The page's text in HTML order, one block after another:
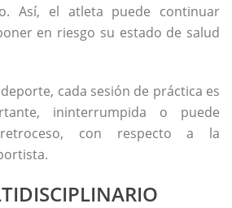
Así, el atleta puede continuar
en riesgo su estado de salud
cada sesión de práctica es
ininterrumpida o puede
con respecto a la